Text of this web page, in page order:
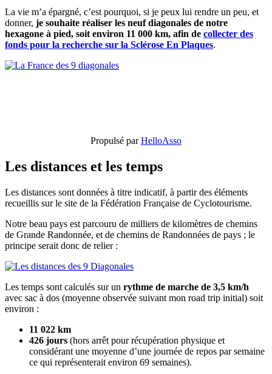
La vie m’a épargné, c’est pourquoi, si je peux lui rendre un peu, et
donner, je souhaite réaliser les neuf diagonales de notre
hexagone à pied, soit environ 11 000 km, afin de collecter des
fonds pour la recherche sur la Sclérose En Plaques.
Propulsé parHelloAsso
Les distances et les temps
Les distances sont données à titre indicatif, à partir des éléments
recueillis sur le site de la Fédération Française de Cyclotourisme.
Notre beau pays est parcouru de milliers de kilomètres de chemins
de Grande Randonnée, et de chemins de Randonnées de pays ; le
principe serait donc de relier :
Les temps sont calculés sur un rythme de marche de 3,5 km/h
avec sac à dos (moyenne observée suivant mon road trip initial) soit
environ :
11 022 km
426 jours (hors arrêt pour récupération physique et
considérant une moyenne d’une journée de repos par semaine
ce qui représenterait environ 69 semaines).